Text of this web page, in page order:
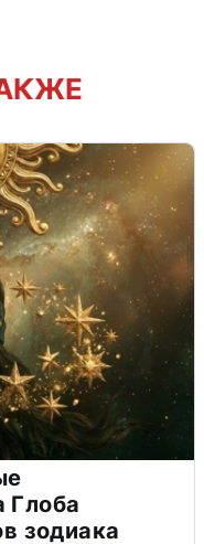
Глоба
зодиака